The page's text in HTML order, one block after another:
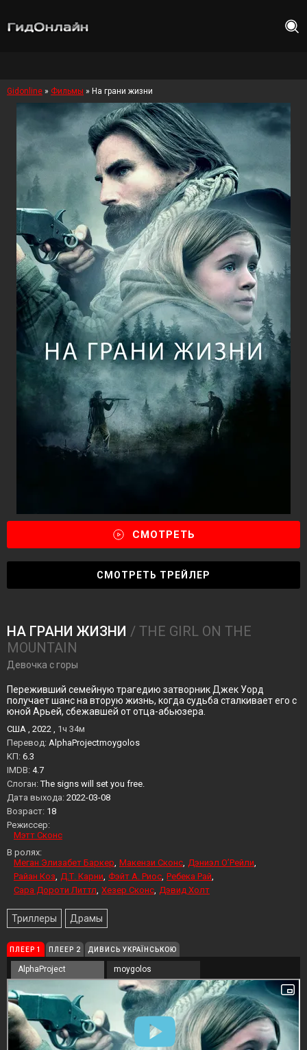
Gidonline » Фильмы » На грани жизни
СМОТРЕТЬ
СМОТРЕТЬ ТРЕЙЛЕР
НА ГРАНИ ЖИЗНИ / THE GIRL ON THE
MOUNTAIN
Девочка с горы
Переживший семейную трагедию затворник Джек Уорд
получает шанс на вторую жизнь, когда судьба сталкивает его с
юной Арьей, сбежавшей от отца-абьюзера.
США , 2022 , 1ч 34м
Перевод: AlphaProjectmoygolos
KП: 6.3
IMDB: 4.7
Слоган:The signs will set you free.
Дата выхода: 2022-03-08
Возраст: 18
Режиссер:
Мэтт Сконс
В ролях:
Меган Элизабет Баркер Макензи Сконс Дэниэл О’Рейли
Райан Коз Д.Т. Карни Фэйт А. Риос Ребека Рай
Сара Дороти Литтл Хезер Сконс Дэвид Холт
Триллеры Драмы
ПЛЕЕР 1 ПЛЕЕР 2 ДИВИСЬ УКРАЇНСЬКОЮ
AlphaProject moygolos